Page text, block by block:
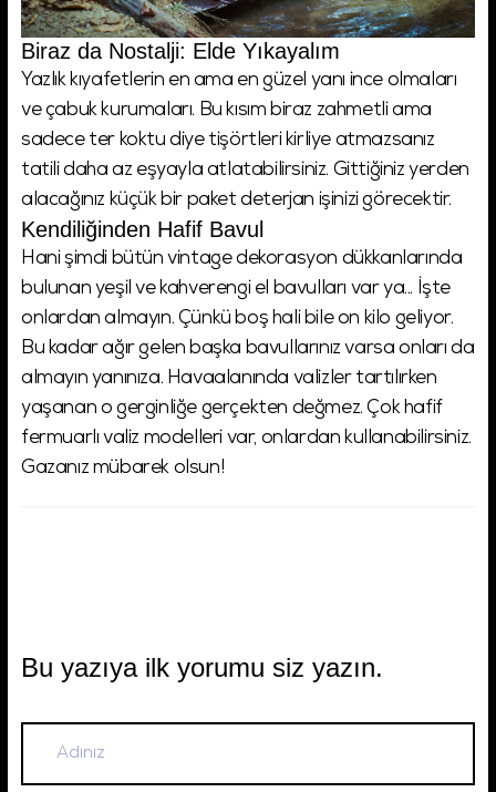
Biraz da Nostalji: Elde Yıkayalım
Yazlık kıyafetlerin en ama en güzel yanı ince olmaları
ve çabuk kurumaları. Bu kısım biraz zahmetli ama
sadece ter koktu diye tişörtleri kirliye atmazsanız
tatili daha az eşyayla atlatabilirsiniz. Gittiğiniz yerden
alacağınız küçük bir paket deterjan işinizi görecektir.
Kendiliğinden Hafif Bavul
Hani şimdi bütün vintage dekorasyon dükkanlarında
bulunan yeşil ve kahverengi el bavulları var ya... İşte
onlardan almayın. Çünkü boş hali bile on kilo geliyor.
Bu kadar ağır gelen başka bavullarınız varsa onları da
almayın yanınıza. Havaalanında valizler tartılırken
yaşanan o gerginliğe gerçekten değmez. Çok hafif
fermuarlı valiz modelleri var, onlardan kullanabilirsiniz.
Gazanız mübarek olsun!
Bu yazıya ilk yorumu siz yazın.